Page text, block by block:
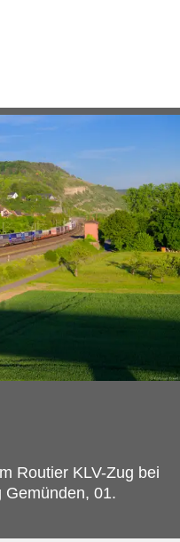
Routier KLV-Zug bei
Gemünden, 01.